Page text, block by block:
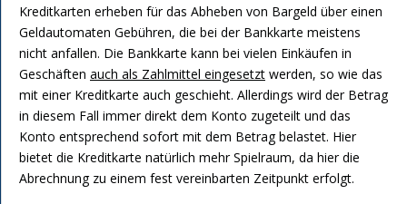
Kreditkarten erheben für das Abheben von Bargeld über einen
Geldautomaten Gebühren, die bei der Bankkarte meistens
nicht anfallen. Die Bankkarte kann bei vielen Einkäufen in
Geschäften auch als Zahlmittel eingesetzt werden, so wie das
mit einer Kreditkarte auch geschieht. Allerdings wird der Betrag
in diesem Fall immer direkt dem Konto zugeteilt und das
Konto entsprechend sofort mit dem Betrag belastet. Hier
bietet die Kreditkarte natürlich mehr Spielraum, da hier die
Abrechnung zu einem fest vereinbarten Zeitpunkt erfolgt.